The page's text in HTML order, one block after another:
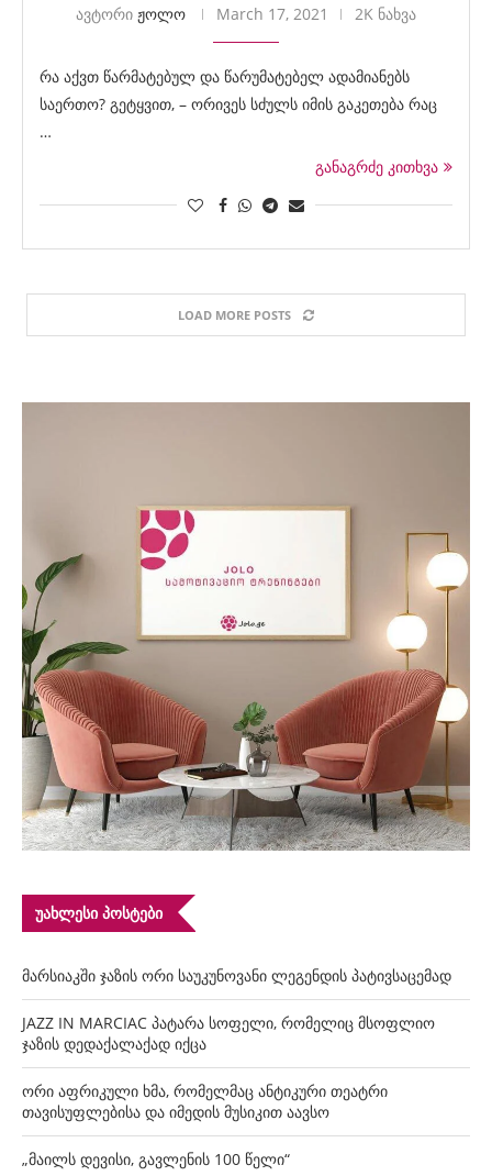
ავტორი ჟოლო March 17, 2021 2K ნახვა
რა აქვთ წარმატებულ და წარუმატებელ ადამიანებს
საერთო? გეტყვით, – ორივეს სძულს იმის გაკეთება რაც
…
განაგრძე კითხვა
LOAD MORE POSTS
ᲣᲐᲮᲚᲔᲡᲘ ᲞᲝᲡᲢᲔᲑᲘ
მარსიაკში ჯაზის ორი საუკუნოვანი ლეგენდის პატივსაცემად
JAZZ IN MARCIAC პატარა სოფელი, რომელიც მსოფლიო
ჯაზის დედაქალაქად იქცა
ორი აფრიკული ხმა, რომელმაც ანტიკური თეატრი
თავისუფლებისა და იმედის მუსიკით აავსო
„მაილს დევისი, გავლენის 100 წელი“